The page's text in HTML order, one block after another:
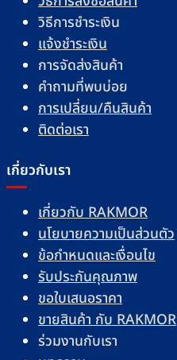
วิธีการชำระเงิน
แจ้งชำระเงิน
การจัดส่งสินค้า
คำถามที่พบบ่อย
การเปลี่ยน/คืนสินค้า
ติดต่อเรา
เกี่ยวกับเรา
เกี่ยวกับ RAKMOR
นโยบายความเป็นส่วนตัว
ข้อกำหนดและเงื่อนไข
รับประกันคุณภาพ
ขอใบเสนอราคา
ขายสินค้า กับ RAKMOR
ร่วมงานกับเรา